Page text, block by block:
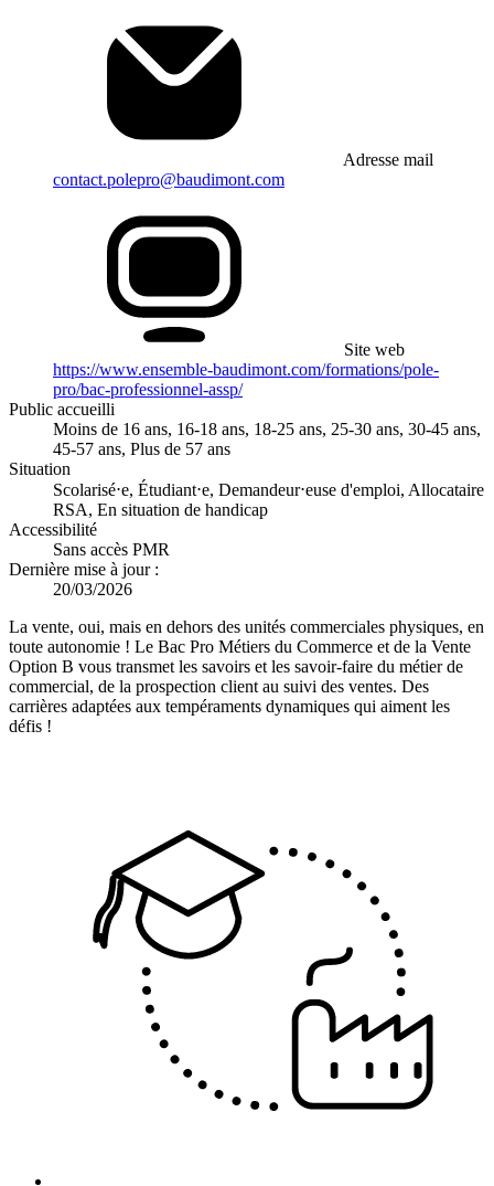
Adresse mail
contact.polepro@baudimont.com
Site web
https://www.ensemble-baudimont.com/formations/pole-
pro/bac-professionnel-assp/
Public accueilli
Moins de 16 ans, 16-18 ans, 18-25 ans, 25-30 ans, 30-45 ans,
45-57 ans, Plus de 57 ans
Situation
Scolarisé⋅e, Étudiant⋅e, Demandeur⋅euse d'emploi, Allocataire
RSA, En situation de handicap
Accessibilité
Sans accès PMR
Dernière mise à jour :
20/03/2026
La vente, oui, mais en dehors des unités commerciales physiques, en
toute autonomie ! Le Bac Pro Métiers du Commerce et de la Vente
Option B vous transmet les savoirs et les savoir-faire du métier de
commercial, de la prospection client au suivi des ventes. Des
carrières adaptées aux tempéraments dynamiques qui aiment les
défis !